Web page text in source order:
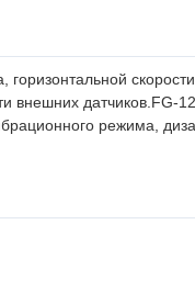
скорости,
внешних датчиков.FG-
режима,